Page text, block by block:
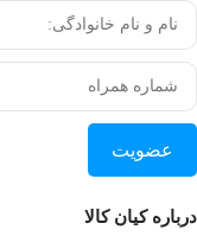
عضویت
درباره کیان کالا